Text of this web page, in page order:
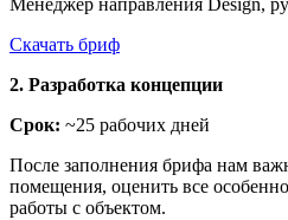
Менеджер направления Design,
Скачать бриф
2. Разработка концепции
Срок: ~25 рабочих дней
После заполнения брифа нам
помещения, оценить все
работы с объектом.